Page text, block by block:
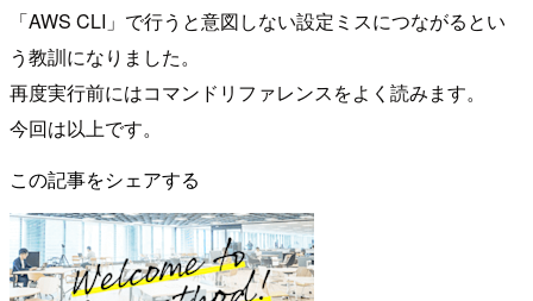
「AWS CLI」で行うと意図しない設定ミスにつながるとい
う教訓になりました。
再度実行前にはコマンドリファレンスをよく読みます。
今回は以上です。
この記事をシェアする